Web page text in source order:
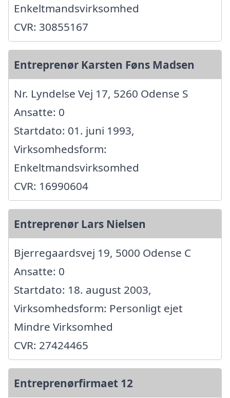
Enkeltmandsvirksomhed
CVR: 30855167
Entreprenør Karsten Føns Madsen
Nr. Lyndelse Vej 17, 5260 Odense S
Ansatte: 0
Startdato: 01. juni 1993,
Virksomhedsform:
Enkeltmandsvirksomhed
CVR: 16990604
Entreprenør Lars Nielsen
Bjerregaardsvej 19, 5000 Odense C
Ansatte: 0
Startdato: 18. august 2003,
Virksomhedsform: Personligt ejet
Mindre Virksomhed
CVR: 27424465
Entreprenørfirmaet 12